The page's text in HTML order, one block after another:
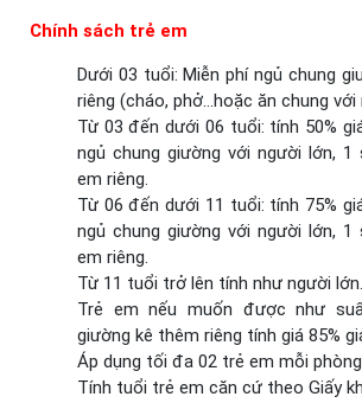
Chính sách trẻ em
Dưới 03 tuổi: Miễn phí ngủ chung
riêng (cháo, phở…hoặc ăn chung với
Từ 03 đến dưới 06 tuổi: tính 50%
ngủ chung giường với người lớn,
em riêng.
Từ 06 đến dưới 11 tuổi: tính 75%
ngủ chung giường với người lớn,
em riêng.
Từ 11 tuổi trở lên tính như người lớn.
Trẻ em nếu muốn được như
giường kê thêm riêng tính giá 85%
Áp dụng tối đa 02 trẻ em mỗi
Tính tuổi trẻ em căn cứ theo Giấy